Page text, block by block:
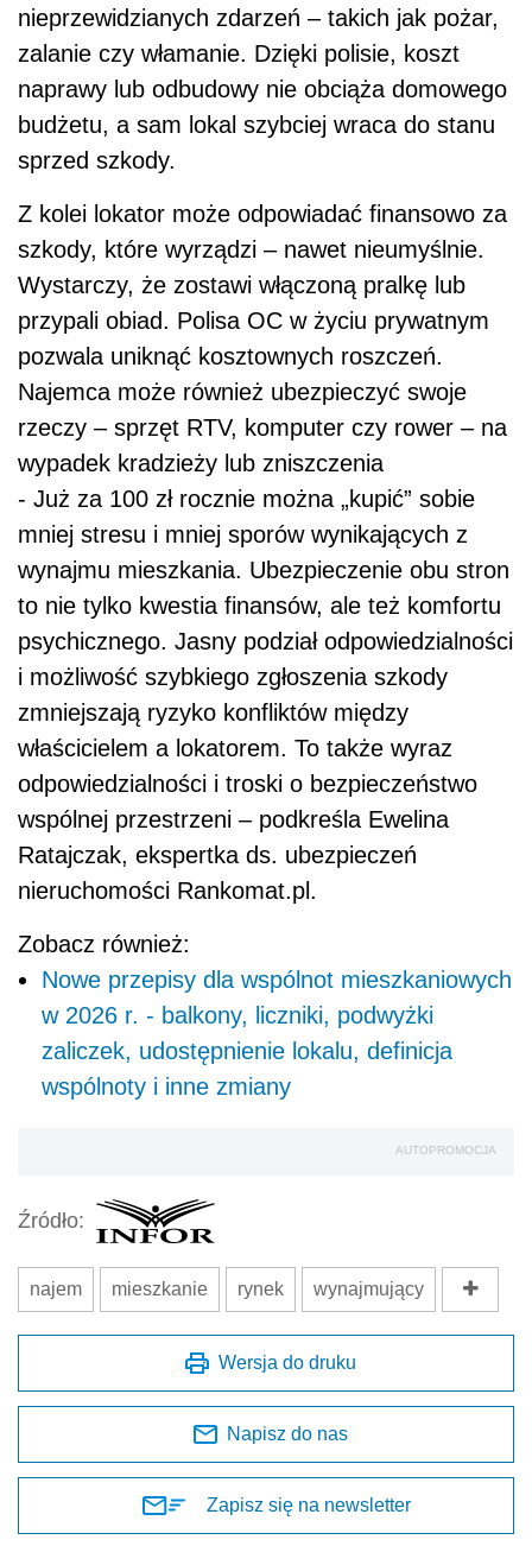
nieprzewidzianych zdarzeń – takich jak pożar,
zalanie czy włamanie. Dzięki polisie, koszt
naprawy lub odbudowy nie obciąża domowego
budżetu, a sam lokal szybciej wraca do stanu
sprzed szkody.
Z kolei lokator może odpowiadać finansowo za
szkody, które wyrządzi – nawet nieumyślnie.
Wystarczy, że zostawi włączoną pralkę lub
przypali obiad. Polisa OC w życiu prywatnym
pozwala uniknąć kosztownych roszczeń.
Najemca może również ubezpieczyć swoje
rzeczy – sprzęt RTV, komputer czy rower – na
wypadek kradzieży lub zniszczenia
- Już za 100 zł rocznie można „kupić” sobie
mniej stresu i mniej sporów wynikających z
wynajmu mieszkania. Ubezpieczenie obu stron
to nie tylko kwestia finansów, ale też komfortu
psychicznego. Jasny podział odpowiedzialności
i możliwość szybkiego zgłoszenia szkody
zmniejszają ryzyko konfliktów między
właścicielem a lokatorem. To także wyraz
odpowiedzialności i troski o bezpieczeństwo
wspólnej przestrzeni – podkreśla Ewelina
Ratajczak, ekspertka ds. ubezpieczeń
nieruchomości Rankomat.pl.
Zobacz również:
Nowe przepisy dla wspólnot mieszkaniowych
w 2026 r. - balkony, liczniki, podwyżki
zaliczek, udostępnienie lokalu, definicja
wspólnoty i inne zmiany
AUTOPROMOCJA
Źródło:
najem mieszkanie rynek wynajmujący
Wersja do druku
Napisz do nas
Zapisz się na newsletter